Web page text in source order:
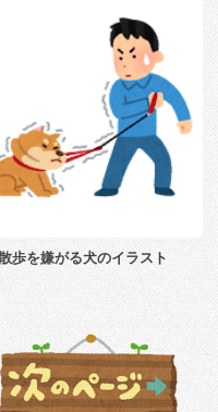
歩を嫌がる犬のイラスト